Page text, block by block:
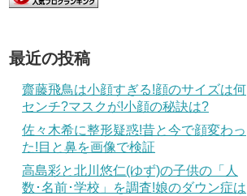
最近の投稿
齋藤飛鳥は小顔すぎる!顔のサイズは何
センチ?マスクが!小顔の秘訣は?
佐々木希に整形疑惑!昔と今で顔変わっ
た!目と鼻を画像で検証
高島彩と北川悠仁(ゆず)の子供の「人
数･名前･学校」を調査!娘のダウン症は